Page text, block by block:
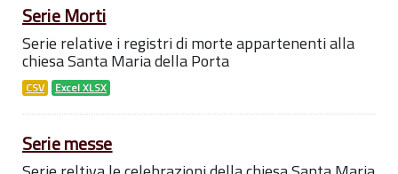
Serie Morti
Serie relative i registri di morte appartenenti alla
chiesa Santa Maria della Porta
CSV Excel XLSX
Serie messe